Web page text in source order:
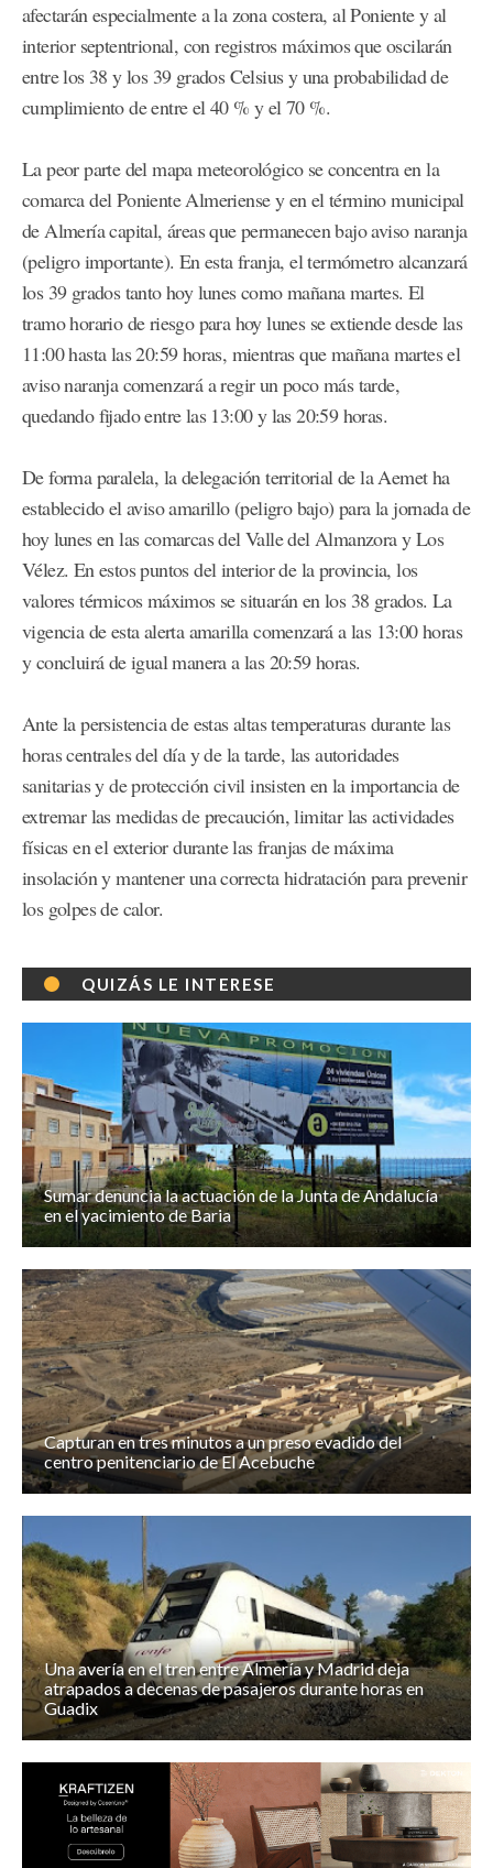
afectarán especialmente a la zona costera, al Poniente y al
interior septentrional, con registros máximos que oscilarán
entre los 38 y los 39 grados Celsius y una probabilidad de
cumplimiento de entre el 40 % y el 70 %.
La peor parte del mapa meteorológico se concentra en la
comarca del Poniente Almeriense y en el término municipal
de Almería capital, áreas que permanecen bajo aviso naranja
(peligro importante). En esta franja, el termómetro alcanzará
los 39 grados tanto hoy lunes como mañana martes. El
tramo horario de riesgo para hoy lunes se extiende desde las
11:00 hasta las 20:59 horas, mientras que mañana martes el
aviso naranja comenzará a regir un poco más tarde,
quedando fijado entre las 13:00 y las 20:59 horas.
De forma paralela, la delegación territorial de la Aemet ha
establecido el aviso amarillo (peligro bajo) para la jornada de
hoy lunes en las comarcas del Valle del Almanzora y Los
Vélez. En estos puntos del interior de la provincia, los
valores térmicos máximos se situarán en los 38 grados. La
vigencia de esta alerta amarilla comenzará a las 13:00 horas
y concluirá de igual manera a las 20:59 horas.
Ante la persistencia de estas altas temperaturas durante las
horas centrales del día y de la tarde, las autoridades
sanitarias y de protección civil insisten en la importancia de
extremar las medidas de precaución, limitar las actividades
físicas en el exterior durante las franjas de máxima
insolación y mantener una correcta hidratación para prevenir
los golpes de calor.
QUIZÁS LE INTERESE
Sumar denuncia la actuación de la Junta de Andalucía
en el yacimiento de Baria
Capturan en tres minutos a un preso evadido del
centro penitenciario de El Acebuche
Una avería en el tren entre Almería y Madrid deja
atrapados a decenas de pasajeros durante horas en
Guadix